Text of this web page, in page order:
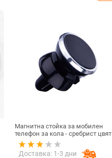
Магнитна стойка за мобилен
телефон за кола - сребрист цвят
Доставка: 1-3 дни